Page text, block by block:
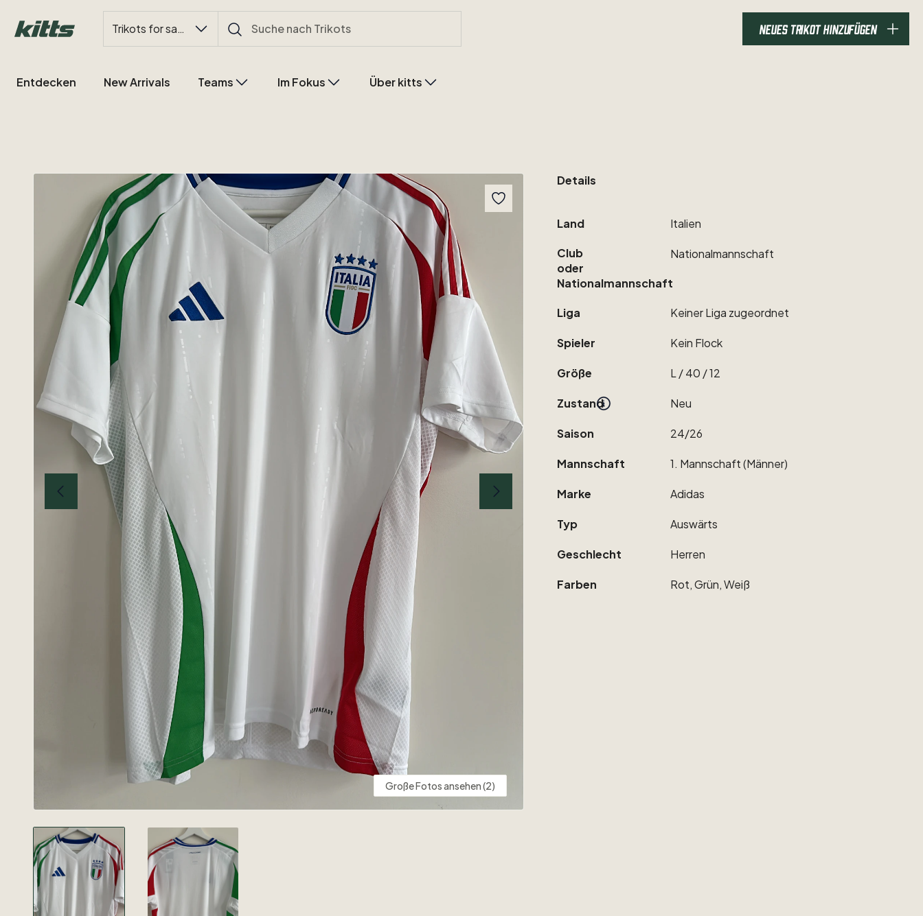
Trikots for sale NEUES TRIKOT HINZUFÜGEN
Entdecken New Arrivals Teams Im Fokus Über kitts
Große Fotos ansehen (2)
Details
Land Italien
Club
oder
Nationalmannschaft
Nationalmannschaft
Liga KeinerLiga zugeordnet
Spieler Kein Flock
Größe L ​/​40 ​/​12
Zustand Neu
Saison 24​/​26
Mannschaft 1. Mannschaft(Männer)
Marke Adidas
Typ Auswärts
Geschlecht Herren
Farben Rot,Grün,Weiß